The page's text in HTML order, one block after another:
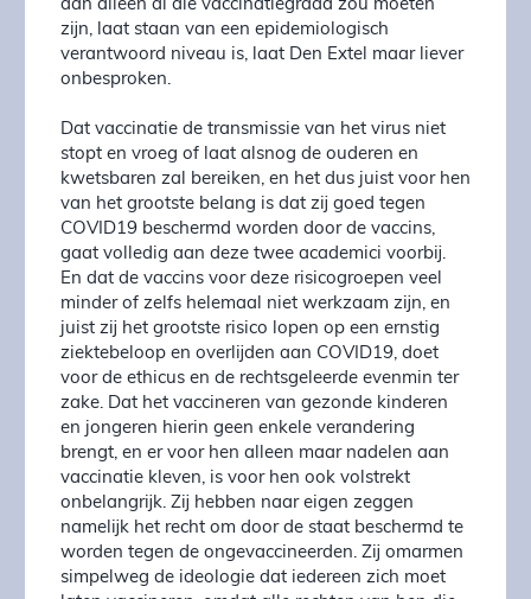
dan alleen al die vaccinatiegraad zou moeten
zijn, laat staan van een epidemiologisch
verantwoord niveau is, laat Den Extel maar liever
onbesproken.
Dat vaccinatie de transmissie van het virus niet
stopt en vroeg of laat alsnog de ouderen en
kwetsbaren zal bereiken, en het dus juist voor hen
van het grootste belang is dat zij goed tegen
COVID19 beschermd worden door de vaccins,
gaat volledig aan deze twee academici voorbij.
En dat de vaccins voor deze risicogroepen veel
minder of zelfs helemaal niet werkzaam zijn, en
juist zij het grootste risico lopen op een ernstig
ziektebeloop en overlijden aan COVID19, doet
voor de ethicus en de rechtsgeleerde evenmin ter
zake. Dat het vaccineren van gezonde kinderen
en jongeren hierin geen enkele verandering
brengt, en er voor hen alleen maar nadelen aan
vaccinatie kleven, is voor hen ook volstrekt
onbelangrijk. Zij hebben naar eigen zeggen
namelijk het recht om door de staat beschermd te
worden tegen de ongevaccineerden. Zij omarmen
simpelweg de ideologie dat iedereen zich moet